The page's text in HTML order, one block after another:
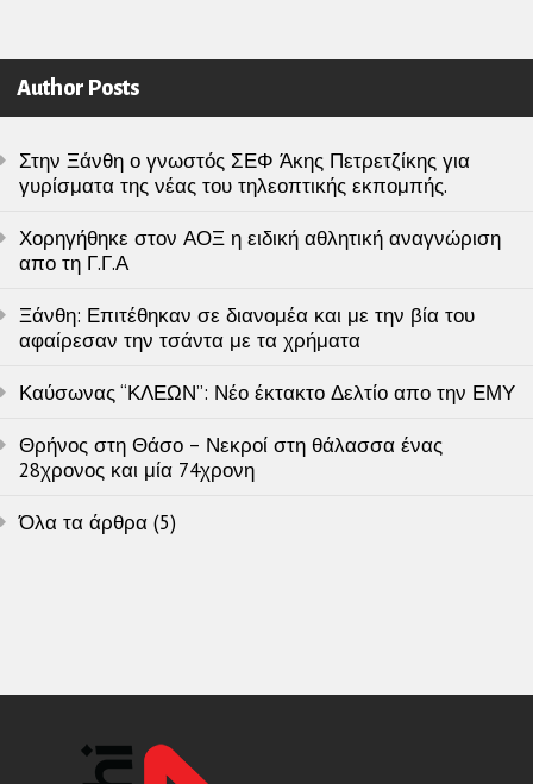
Author Posts
Στην Ξάνθη ο γνωστός ΣΕΦ Άκης Πετρετζίκης για
γυρίσματα της νέας του τηλεοπτικής εκπομπής.
Χορηγήθηκε στον ΑΟΞ η ειδική αθλητική αναγνώριση
απο τη Γ.Γ.Α
Ξάνθη: Επιτέθηκαν σε διανομέα και με την βία του
αφαίρεσαν την τσάντα με τα χρήματα
Καύσωνας “ΚΛΕΩΝ”: Νέο έκτακτο Δελτίο απο την ΕΜΥ
Θρήνος στη Θάσο – Νεκροί στη θάλασσα ένας
28χρονος και μία 74χρονη
Όλα τα άρθρα (5)